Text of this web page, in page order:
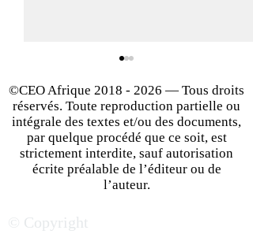
Financement des start-up
investisseurs
©CEO Afrique 2018 - 2026 — Tous droits
réservés. Toute reproduction partielle ou
intégrale des textes et/ou des documents,
par quelque procédé que ce soit, est
strictement interdite, sauf autorisation
écrite préalable de l’éditeur ou de
l’auteur.
© Copyright